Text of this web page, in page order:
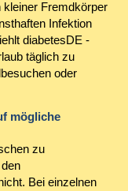
kleiner Fremdkörper
Infektion
diabetesDE -
täglich zu
oder
mögliche
zu
Bei einzelnen